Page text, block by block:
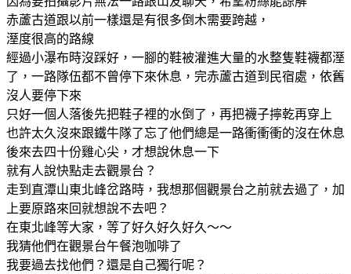
赤蘆古道跟以前一樣還是有很多倒木需要跨越，
溼度很高的路線
經過小瀑布時沒踩好，一腳的鞋被灌進大量的水整隻鞋襪都溼
了，一路隊伍都不曾停下來休息，完赤蘆古道到民宿處，依舊
沒人要停下來
只好一個人落後先把鞋子裡的水倒了，再把襪子擰乾再穿上
也許太久沒來跟鐵牛隊了忘了他們總是一路衝衝衝的沒在休息
後來去四十份雞心尖，才想說休息一下
就有人說快點走去觀景台？
走到直潭山東北峰岔路時，我想那個觀景台之前就去過了，加
上要原路來回就想說不去吧？
在東北峰等大家，等了好久好久好久～～
我猜他們在觀景台午餐泡咖啡了
我要過去找他們？還是自己獨行呢？